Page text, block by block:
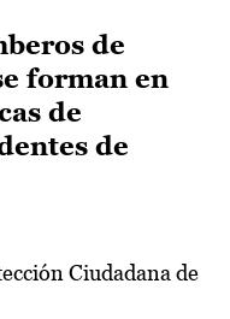
de
forman en
de
de
Ciudadana de